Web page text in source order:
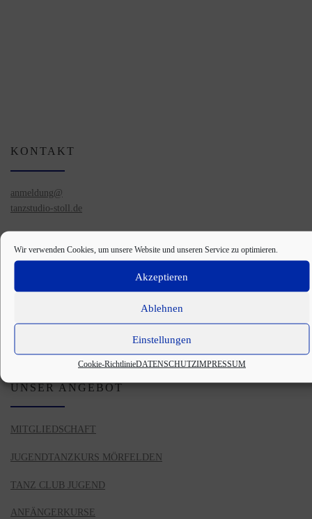
Wir verwenden Cookies, um unsere Website und unseren Service zu optimieren.
Akzeptieren
Ablehnen
Einstellungen
Cookie-RichtlinieDATENSCHUTZIMPRESSUM
KONTAKT
anmeldung@
tanzstudio-stoll.de
(0 61 52) 5 20 74 61
UNSER ANGEBOT
MITGLIEDSCHAFT
JUGENDTANZKURS MÖRFELDEN
TANZ CLUB JUGEND
ANFÄNGERKURSE